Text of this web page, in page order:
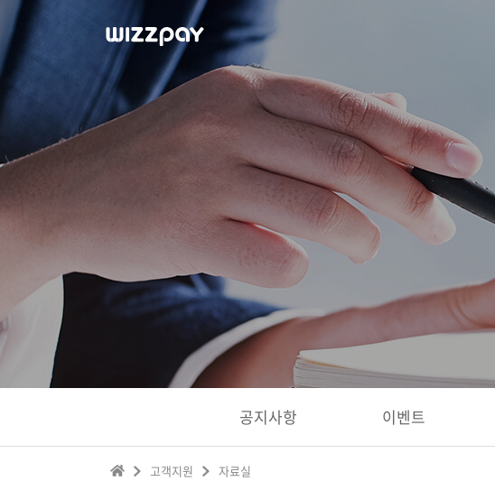
공지사항 이벤트
고객지원 자료실